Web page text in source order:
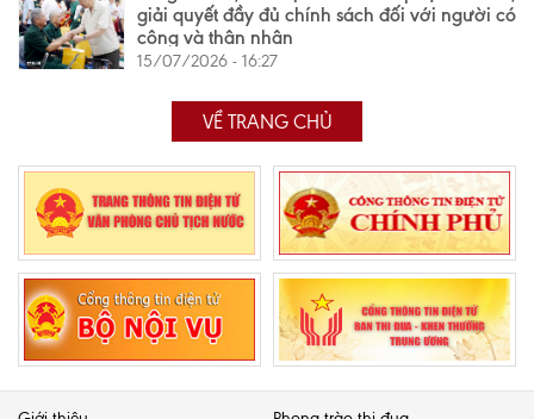
giải quyết đầy đủ chính sách đối với người có
công và thân nhân
15/07/2026 - 16:27
VỀ TRANG CHỦ